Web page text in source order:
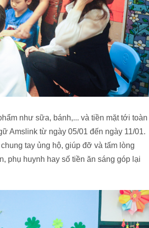
như sữa, bánh,... và tiền mặt tới toàn
Amslink từ ngày 05/01 đến ngày 11/01.
tay ủng hộ, giúp đỡ và tấm lòng
phụ huynh hay số tiền ăn sáng góp lại